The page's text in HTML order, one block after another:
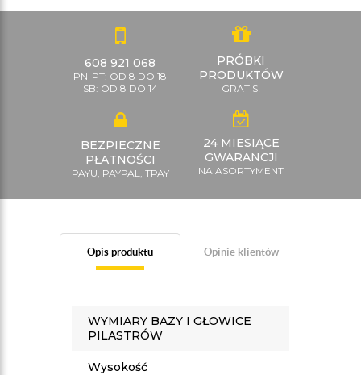
608 921 068
PN-PT: OD 8 DO 18
SB: OD 8 DO 14
PRÓBKI
PRODUKTÓW
GRATIS!
BEZPIECZNE
PŁATNOŚCI
PAYU, PAYPAL, TPAY
24 MIESIĄCE
GWARANCJI
NA ASORTYMENT
Opis produktu Opinie klientów
WYMIARY BAZY I GŁOWICE
PILASTRÓW
Wysokość